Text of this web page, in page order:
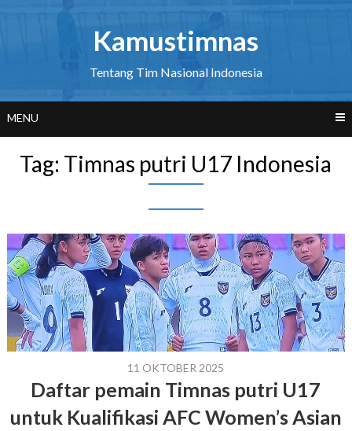
Kamustimnas
Tentang Tim Nasional Indonesia
MENU
Tag: Timnas putri U17 Indonesia
11 OKTOBER 2025
Daftar pemain Timnas putri U17
untuk Kualifikasi AFC Women’s Asian